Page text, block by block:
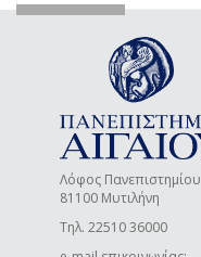
Λόφος Πανεπιστημίου
81100 Μυτιλήνη
Τηλ. 22510 36000